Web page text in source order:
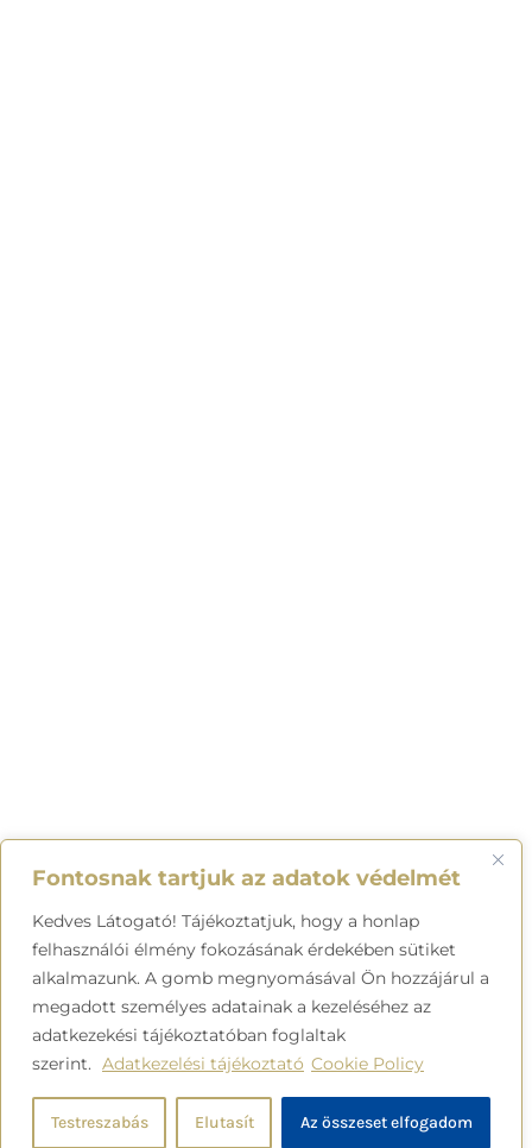
Fontosnak tartjuk az adatok védelmét
Kedves Látogató! Tájékoztatjuk, hogy a honlap
felhasználói élmény fokozásának érdekében sütiket
alkalmazunk. A gomb megnyomásával Ön hozzájárul a
megadott személyes adatainak a kezeléséhez az
adatkezekési tájékoztatóban foglaltak
szerint. Adatkezelési tájékoztató Cookie Policy
Testreszabás Elutasít Az összeset elfogadom